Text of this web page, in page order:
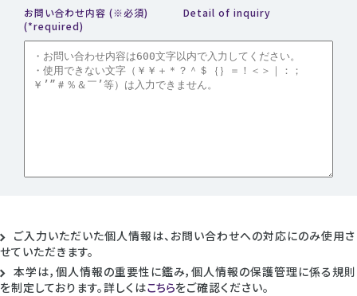
お問い合わせ内容 (※必須)
Detail of inquiry
(*required)
ご入力いただいた個人情報は、お問い合わせへの対応にのみ使用さ
せていただきます。
本学は，個人情報の重要性に鑑み，個人情報の保護管理に係る規則
を制定しております。詳しくはこちらをご確認ください。